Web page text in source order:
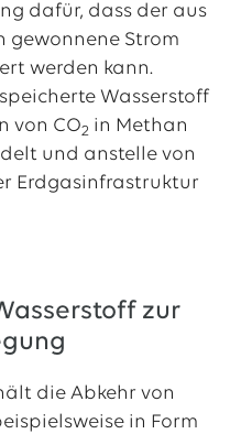
dafür, dass der aus
gewonnene Strom
werden kann.
Wasserstoff
von CO2 in Methan
und anstelle von
Erdgasinfrastruktur
zur
die Abkehr von
in Form